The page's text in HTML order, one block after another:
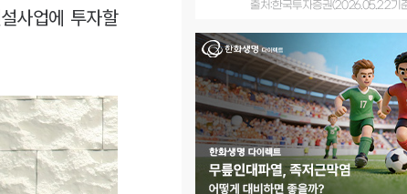
사업에 투자할